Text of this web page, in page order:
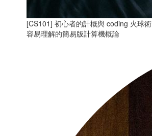
[CS101] 初心者的計概與 coding 火球術
容易理解的簡易版計算機概論